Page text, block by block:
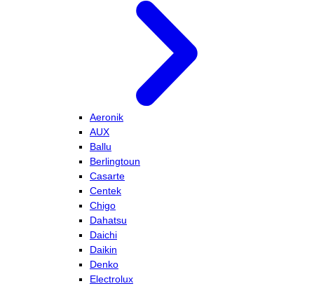
Aeronik
AUX
Ballu
Berlingtoun
Casarte
Centek
Chigo
Dahatsu
Daichi
Daikin
Denko
Electrolux